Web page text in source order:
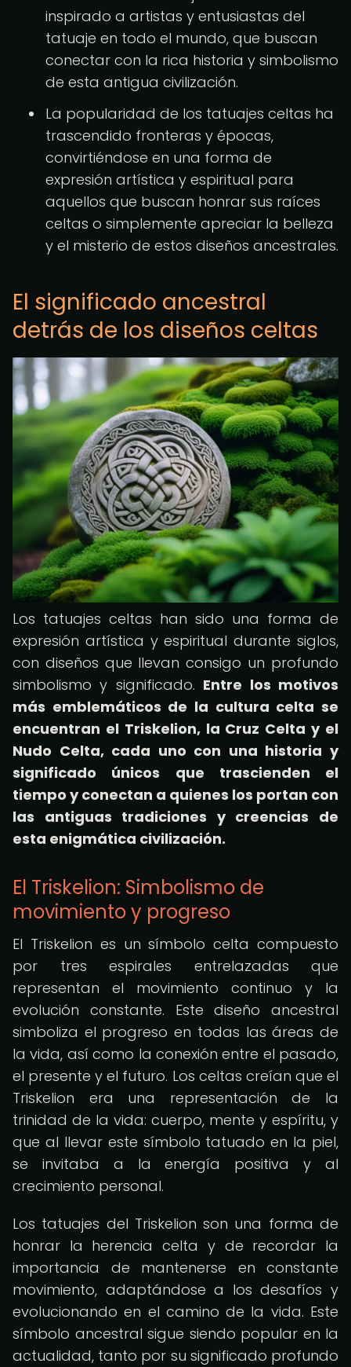
inspirado a artistas y entusiastas del
tatuaje en todo el mundo, que buscan
conectar con la rica historia y simbolismo
de esta antigua civilización.
La popularidad de los tatuajes celtas ha
trascendido fronteras y épocas,
convirtiéndose en una forma de
expresión artística y espiritual para
aquellos que buscan honrar sus raíces
celtas o simplemente apreciar la belleza
y el misterio de estos diseños ancestrales.
El significado ancestral
detrás de los diseños celtas
Los tatuajes celtas han sido una forma de
expresión artística y espiritual durante siglos,
con diseños que llevan consigo un profundo
simbolismo y significado. Entre los motivos
más emblemáticos de la cultura celta se
encuentran el Triskelion, la Cruz Celta y el
Nudo Celta, cada uno con una historia y
significado únicos que trascienden el
tiempo y conectan a quienes los portan con
las antiguas tradiciones y creencias de
esta enigmática civilización.
El Triskelion: Simbolismo de
movimiento y progreso
El Triskelion es un símbolo celta compuesto
por tres espirales entrelazadas que
representan el movimiento continuo y la
evolución constante. Este diseño ancestral
simboliza el progreso en todas las áreas de
la vida, así como la conexión entre el pasado,
el presente y el futuro. Los celtas creían que el
Triskelion era una representación de la
trinidad de la vida: cuerpo, mente y espíritu, y
que al llevar este símbolo tatuado en la piel,
se invitaba a la energía positiva y al
crecimiento personal.
Los tatuajes del Triskelion son una forma de
honrar la herencia celta y de recordar la
importancia de mantenerse en constante
movimiento, adaptándose a los desafíos y
evolucionando en el camino de la vida. Este
símbolo ancestral sigue siendo popular en la
actualidad, tanto por su significado profundo